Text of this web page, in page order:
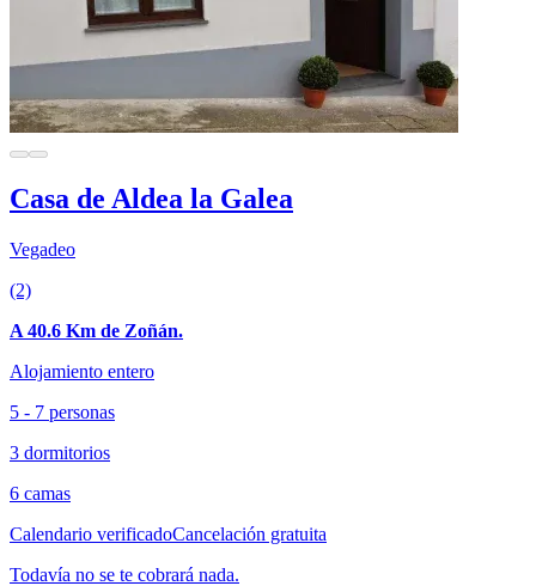
Casa de Aldea la Galea
Vegadeo
(2)
A 40.6 Km de Zoñán.
Alojamiento entero
5 - 7 personas
3 dormitorios
6 camas
Calendario verificadoCancelación gratuita
Todavía no se te cobrará nada.